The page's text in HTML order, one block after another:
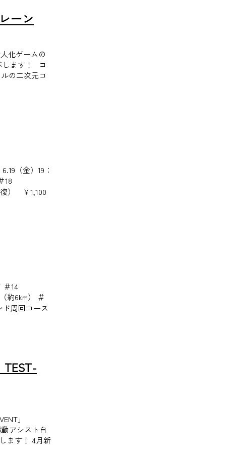
ーン
化ゲームの
します！ コ
の二次元コ
（金）19：
18
） ￥1,100
＃14
約6km） ＃
周回コース
」
アシスト自
ます！ 4月新